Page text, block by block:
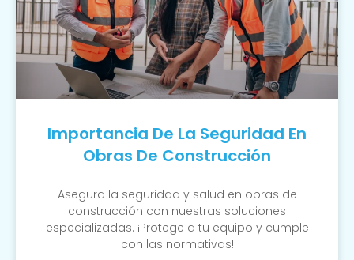
Importancia De La Seguridad En
Obras De Construcción
Asegura la seguridad y salud en obras de
construcción con nuestras soluciones
especializadas. ¡Protege a tu equipo y cumple
con las normativas!